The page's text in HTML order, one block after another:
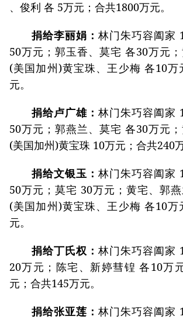
、俊利 各 5万元；合共1800万元。
捐给李丽娟： 林门朱巧容阖家
50万元；郭玉香、莫宅 各30万元；
(美国加州)黄宝珠、王少梅 各10万
元。
捐给卢广雄： 林门朱巧容阖家
50万元；郭燕兰、莫宅 各30万元；
(美国加州)黄宝珠 10万元；合共240万
捐给文银玉： 林门朱巧容阖家
50万元；莫宅 30万元；黄宅、郭燕
(美国加州)黄宝珠、王少梅 各10万
元。
捐给丁氏权： 林门朱巧容阖家
20万元；陈宅、新婷彗锽 各10万
元；合共145万元。
捐给张亚莲： 林门朱巧容阖家